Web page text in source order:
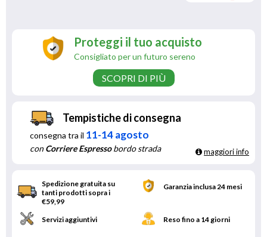
Proteggi il tuo acquisto
Consigliato per un futuro sereno
SCOPRI DI PIÙ
Tempistiche di consegna
consegna tra il 11-14 agosto
conCorriere Espressobordo strada maggiori info
Spedizione gratuita su
tanti prodotti sopra i
€59,99
Garanzia inclusa 24 mesi
Servizi aggiuntivi Reso fino a 14 giorni